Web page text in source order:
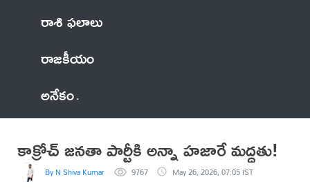
రాశి ఫలాలు
రాజకీయం
అనేకం
కాక్రోచ్ జనతా పార్టీకి అన్నా హజారే మద్దతు!
By N Shiva Kumar 9767 May 26, 2026, 07:05 IST